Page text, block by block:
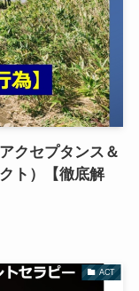
クセプタンス＆
ト）【徹底解
ACT